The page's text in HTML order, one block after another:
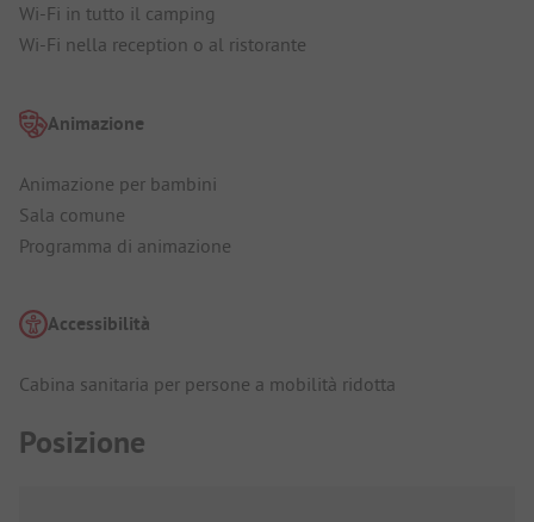
Wi-Fi in tutto il camping
Wi-Fi nella reception o al ristorante
Animazione
Animazione per bambini
Sala comune
Programma di animazione
Accessibilità
Cabina sanitaria per persone a mobilità ridotta
Posizione